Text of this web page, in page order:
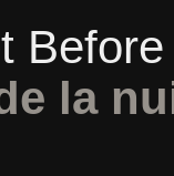
Before
la